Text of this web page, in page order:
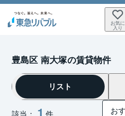
お気に
入り
豊島区 南大塚の賃貸物件
該当： 1 件
リスト